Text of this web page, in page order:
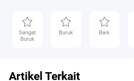
Sangat
Buruk
Buruk Baik
Artikel Terkait